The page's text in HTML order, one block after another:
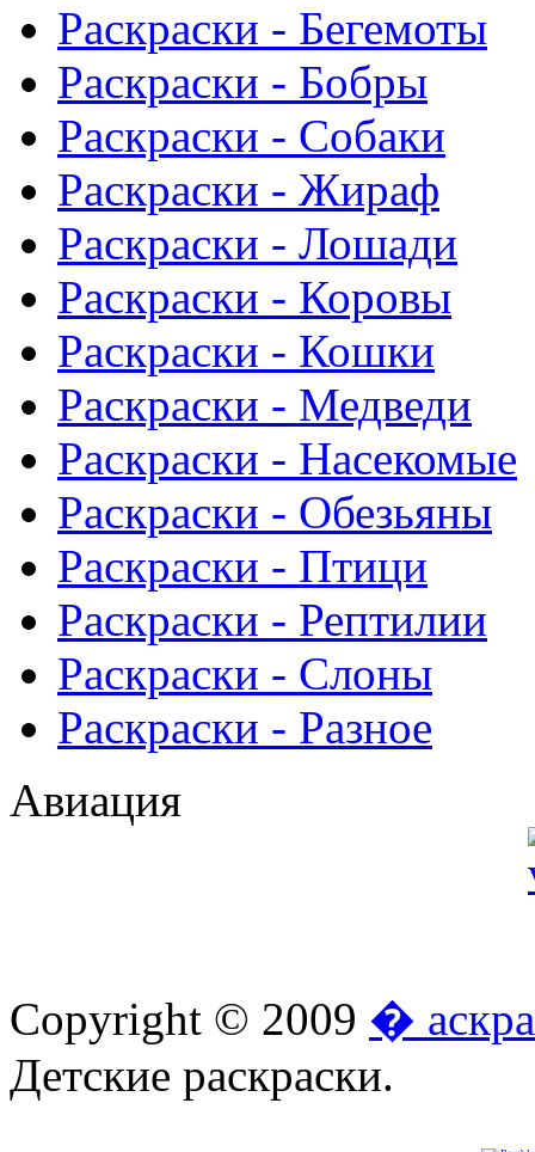
Раскраски - Бегемоты
Раскраски - Бобры
Раскраски - Собаки
Раскраски - Жираф
Раскраски - Лошади
Раскраски - Коровы
Раскраски - Кошки
Раскраски - Медведи
Раскраски - Насекомые
Раскраски - Обезьяны
Раскраски - Птици
Раскраски - Рептилии
Раскраски - Слоны
Раскраски - Разное
Авиация
Copyright © 2009 �
Детские раскраски.